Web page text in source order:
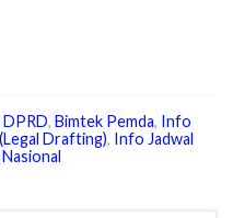
, Bimtek Pemda, Info
Drafting), Info Jadwal